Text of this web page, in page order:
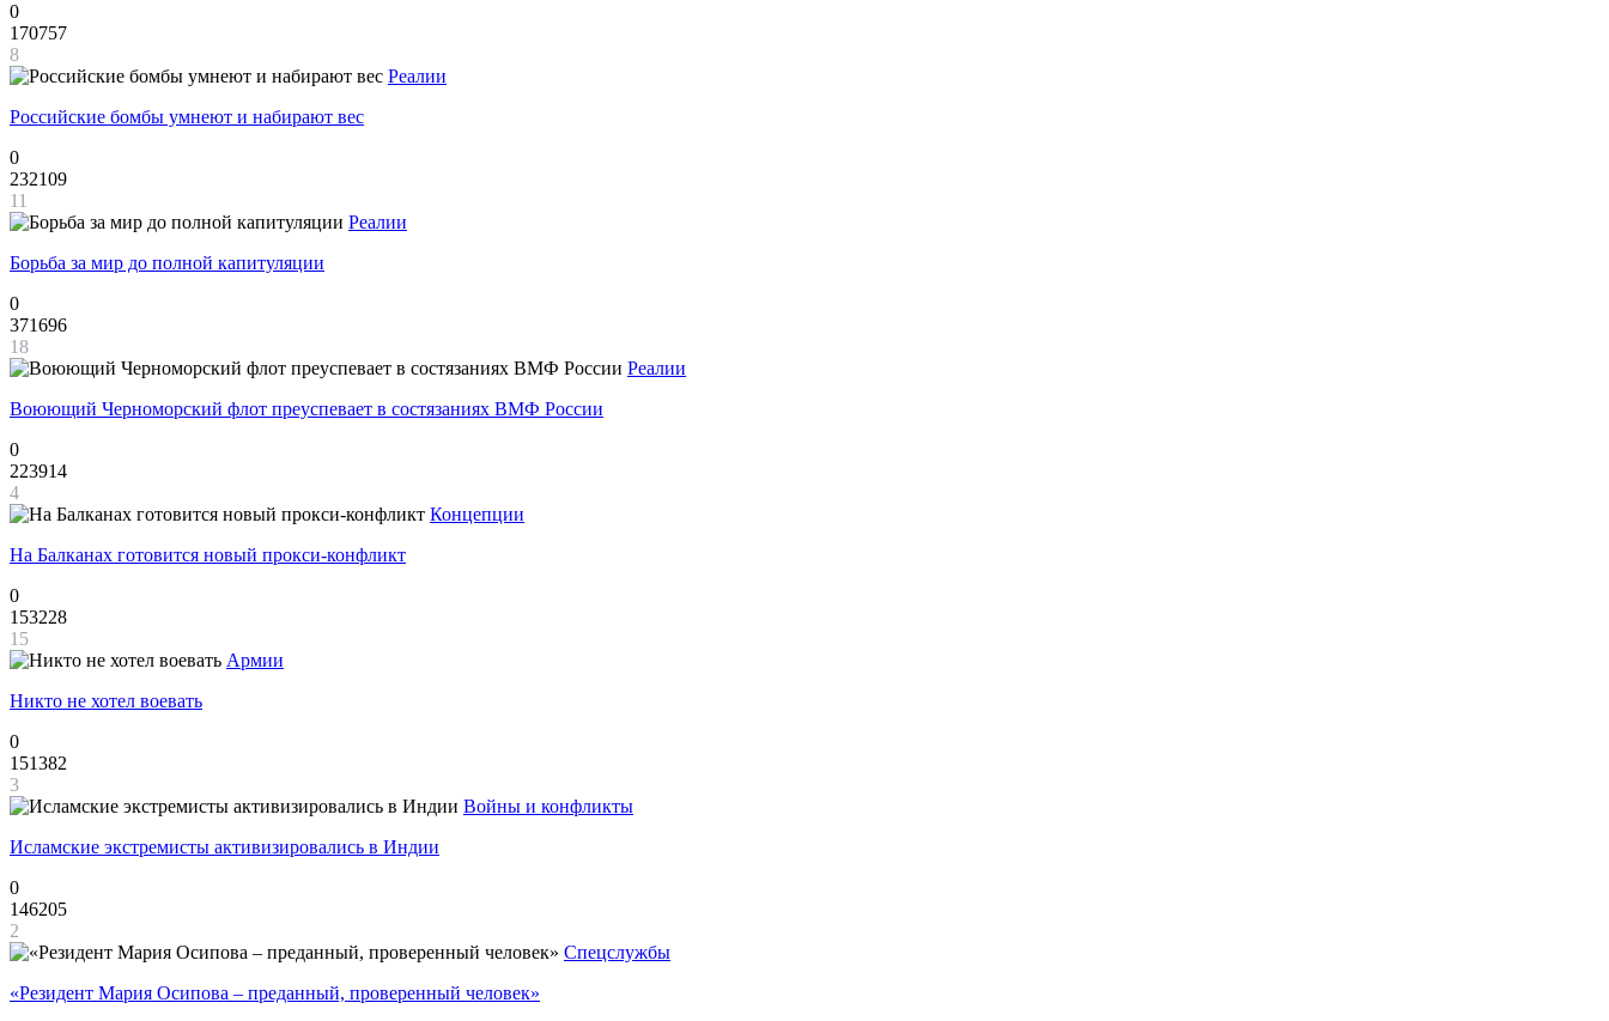
0
170757
8
Реалии
Российские бомбы умнеют и набирают вес
0
232109
11
Реалии
Борьба за мир до полной капитуляции
0
371696
18
Реалии
Воюющий Черноморский флот преуспевает в состязаниях ВМФ России
0
223914
4
Концепции
На Балканах готовится новый прокси-конфликт
0
153228
15
Армии
Никто не хотел воевать
0
151382
3
Войны и конфликты
Исламские экстремисты активизировались в Индии
0
146205
2
Спецслужбы
«Резидент Мария Осипова – преданный, проверенный человек»